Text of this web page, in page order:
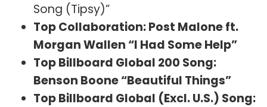
Song (Tipsy)”
Top Collaboration: Post Malone ft.
Morgan Wallen “I Had Some Help”
Top Billboard Global 200 Song:
Benson Boone “Beautiful Things”
Top Billboard Global (Excl. U.S.) Song: